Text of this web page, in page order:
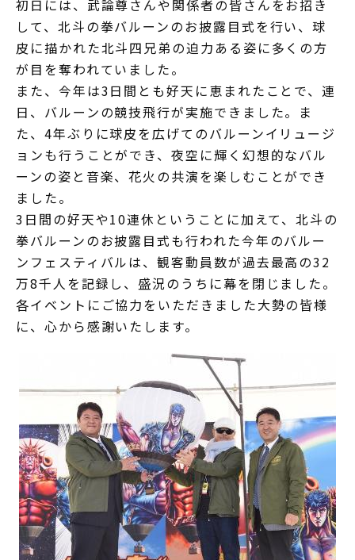
初日には、武論尊さんや関係者の皆さんをお招き
して、北斗の拳バルーンのお披露目式を行い、球
皮に描かれた北斗四兄弟の迫力ある姿に多くの方
が目を奪われていました。
また、今年は3日間とも好天に恵まれたことで、連
日、バルーンの競技飛行が実施できました。ま
た、4年ぶりに球皮を広げてのバルーンイリュージ
ョンも行うことができ、夜空に輝く幻想的なバル
ーンの姿と音楽、花火の共演を楽しむことができ
ました。
3日間の好天や10連休ということに加えて、北斗の
拳バルーンのお披露目式も行われた今年のバルー
ンフェスティバルは、観客動員数が過去最高の32
万8千人を記録し、盛況のうちに幕を閉じました。
各イベントにご協力をいただきました大勢の皆様
に、心から感謝いたします。